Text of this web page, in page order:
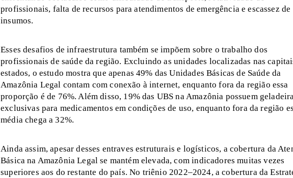
profissionais, falta de recursos para atendimentos de emergência e escassez de
insumos.
Esses desafios de infraestrutura também se impõem sobre o trabalho dos
profissionais de saúde da região. Excluindo as unidades localizadas nas
estados, o estudo mostra que apenas 49% das Unidades Básicas de Saúde da
Amazônia Legal contam com conexão à internet, enquanto fora da região essa
proporção é de 76%. Além disso, 19% das UBS na Amazônia possuem
exclusivas para medicamentos em condições de uso, enquanto fora da região
média chega a 32%.
Ainda assim, apesar desses entraves estruturais e logísticos, a cobertura da
Básica na Amazônia Legal se mantém elevada, com indicadores muitas vezes
superiores aos do restante do país. No triênio 2022–2024, a cobertura da